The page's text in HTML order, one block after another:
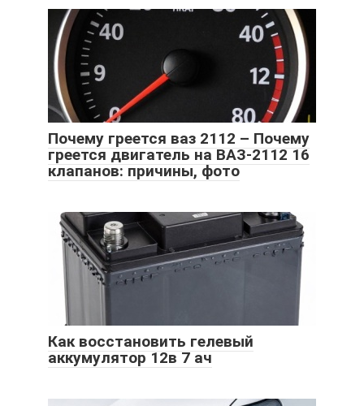
Почему греется ваз 2112 – Почему
греется двигатель на ВАЗ-2112 16
клапанов: причины, фото
Как восстановить гелевый
аккумулятор 12в 7 ач